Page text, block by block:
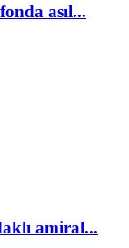
asıl...
amiral...